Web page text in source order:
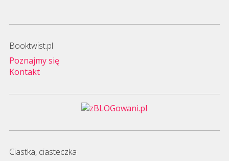
Booktwist.pl
Poznajmy się
Kontakt
Ciastka, ciasteczka